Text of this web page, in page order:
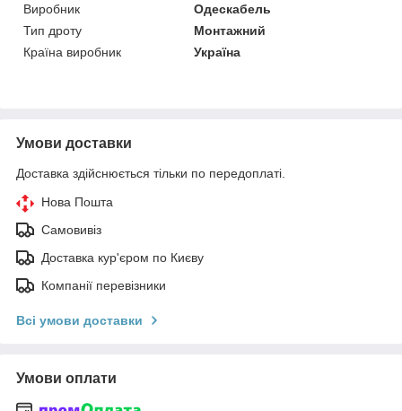
Виробник
Одескабель
Тип дроту
Монтажний
Країна виробник
Україна
Умови доставки
Доставка здійснюється тільки по передоплаті.
Нова Пошта
Самовивіз
Доставка кур'єром по Києву
Компанії перевізники
Всі умови доставки
Умови оплати